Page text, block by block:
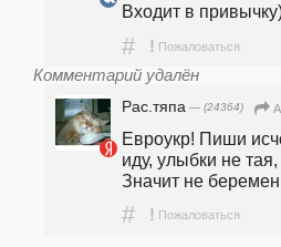
Входит в
# ! Пожаловаться
Комментарий удалён
Рас.тяпа — (24364)
Евроукр! Пиши
иду, улыбки не
Значит не
# ! Пожаловаться